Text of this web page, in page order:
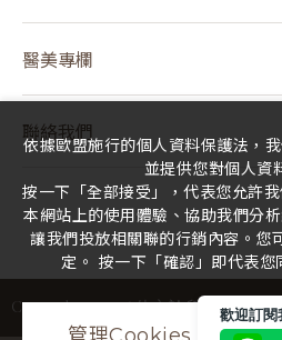
醫美專欄
聯絡我們
Copyright © 2026 佳立診所 All
依據歐盟施行的個人資料保護法，
並提供您對個人資
按一下「全部接受」，代表您允許
本網站上的使用體驗、協助我們分
讓我們投放相關聯的行銷內容。
定。 按一下「確認」即代表您